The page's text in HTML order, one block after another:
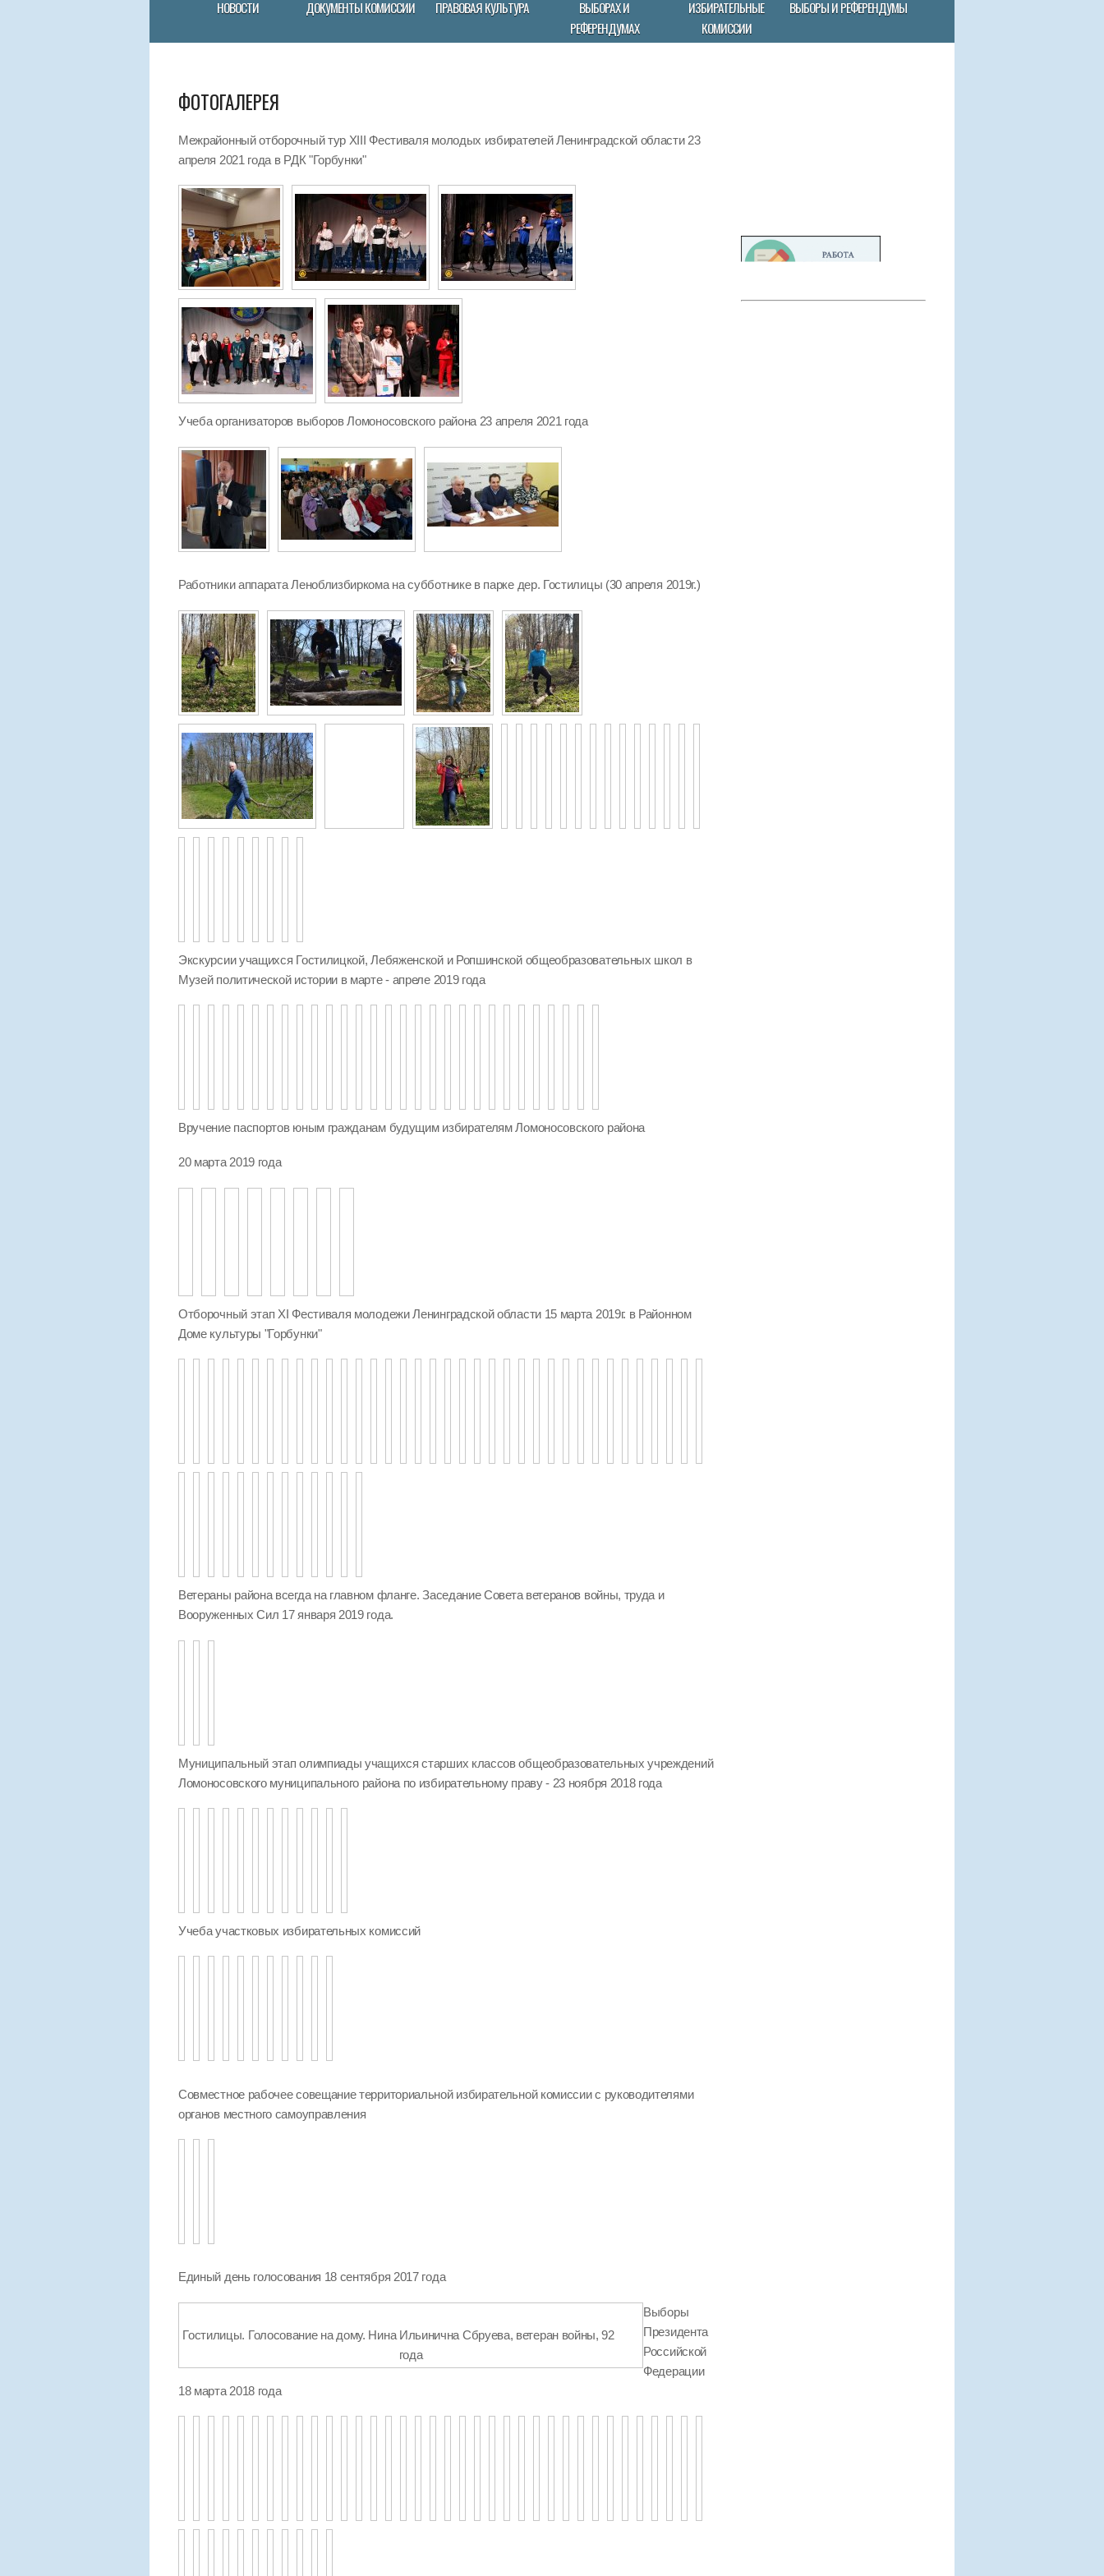
НОВОСТИ ДОКУМЕНТЫ КОМИССИИ ПРАВОВАЯ КУЛЬТУРА
ВЫБОРАХ И
РЕФЕРЕНДУМАХ
ИЗБИРАТЕЛЬНЫЕ
КОМИССИИ
ВЫБОРЫ И РЕФЕРЕНДУМЫ
ФОТОГАЛЕРЕЯ
Межрайонный отборочный тур XIII Фестиваля молодых избирателей Ленинградской области 23
апреля 2021 года в РДК "Горбунки"
Учеба организаторов выборов Ломоносовского района 23 апреля 2021 года
Работники аппарата Леноблизбиркома на субботнике в парке дер. Гостилицы (30 апреля 2019г.)
Экскурсии учащихся Гостилицкой, Лебяженской и Ропшинской общеобразовательных школ в
Музей политической истории в марте - апреле 2019 года
Вручение паспортов юным гражданам будущим избирателям Ломоносовского района
20 марта 2019 года
Отборочный этап XI Фестиваля молодежи Ленинградской области 15 марта 2019г. в Районном
Доме культуры "Горбунки"
Ветераны района всегда на главном фланге. Заседание Совета ветеранов войны, труда и
Вооруженных Сил 17 января 2019 года.
Муниципальный этап олимпиады учащихся старших классов общеобразовательных учреждений
Ломоносовского муниципального района по избирательному праву - 23 ноября 2018 года
Учеба участковых избирательных комиссий
Совместное рабочее совещание территориальной избирательной комиссии с руководителями
органов местного самоуправления
Единый день голосования 18 сентября 2017 года
Гостилицы. Голосование на дому. Нина Ильинична Сбруева, ветеран войны, 92
года
Выборы
Президента
Российской
Федерации
18 марта 2018 года